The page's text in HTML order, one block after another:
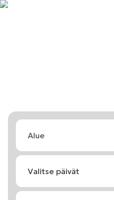
Valitse päivät